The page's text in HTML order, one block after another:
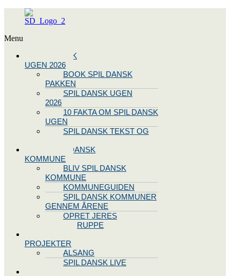
Menu
SPIL DANSK
UGEN 2026
BOOK SPIL DANSK
PAKKEN
SPIL DANSK UGEN
2026
10 FAKTA OM SPIL DANSK
UGEN
SPIL DANSK TEKST OG
BLIV SPIL DANSK
KOMMUNE
BLIV SPIL DANSK
KOMMUNE
KOMMUNEGUIDEN
SPIL DANSK KOMMUNER
GENNEM ÅRENE
OPRET JERES
STYREGRUPPE
PROJEKTER
ALSANG
SPIL DANSK LIVE